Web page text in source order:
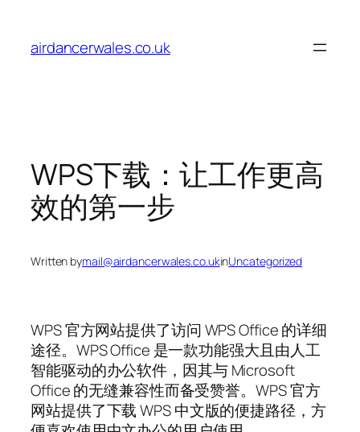
content
airdancerwales.co.uk
WPS下载：让工作更高
效的第一步
Written bymail@airdancerwales.co.ukinUncategorized
WPS 官方网站提供了访问 WPS Office 的详细
途径。WPS Office 是一款功能强大且由人工
智能驱动的办公软件，因其与 Microsoft
Office 的无缝兼容性而备受赞誉。WPS 官方
网站提供了下载 WPS 中文版的便捷路径，方